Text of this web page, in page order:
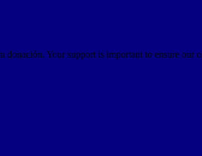
donación. Your support is important to ensure